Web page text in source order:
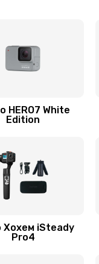
HERO7 White
Edition
Хохем iSteady
Pro4